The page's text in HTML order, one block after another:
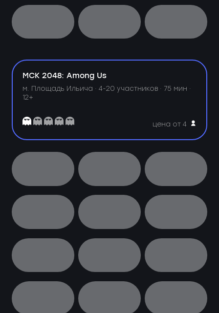
МСК 2048: Among Us
м. Площадь Ильича ·4-20 участников · 75 мин ·
12+
цена от 4